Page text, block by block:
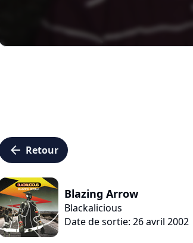
arrow_left Retour
Blazing Arrow
Blackalicious
Date de sortie: 26 avril 2002